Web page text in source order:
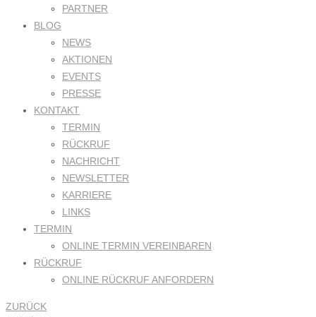
PARTNER
BLOG
NEWS
AKTIONEN
EVENTS
PRESSE
KONTAKT
TERMIN
RÜCKRUF
NACHRICHT
NEWSLETTER
KARRIERE
LINKS
TERMIN
ONLINE TERMIN VEREINBAREN
RÜCKRUF
ONLINE RÜCKRUF ANFORDERN
ZURÜCK